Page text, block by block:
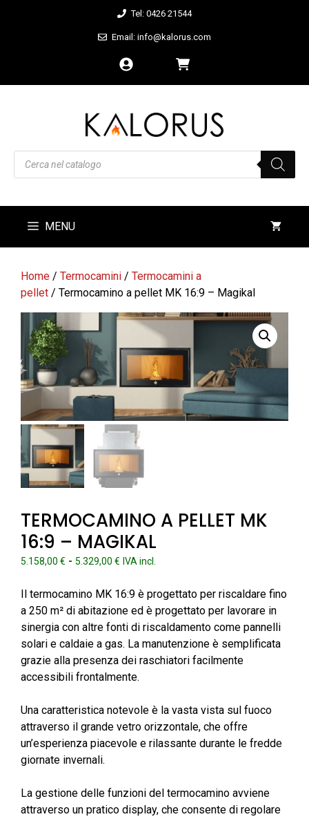
Tel: 0426 21544
Email: info@kalorus.com
Products
search
MENU
Home / Termocamini / Termocamini a
pellet / Termocamino a pellet MK 16:9 – Magikal
TERMOCAMINO A PELLET MK
16:9 – MAGIKAL
5.158,00 € - 5.329,00 € Fascia
prezzo:
da
5.158,00 €
a
5.329,00 €
IVA incl.
Il termocamino MK 16:9 è progettato per riscaldare fino
a 250 m² di abitazione ed è progettato per lavorare in
sinergia con altre fonti di riscaldamento come pannelli
solari e caldaie a gas. La manutenzione è semplificata
grazie alla presenza dei raschiatori facilmente
accessibili frontalmente.
Una caratteristica notevole è la vasta vista sul fuoco
attraverso il grande vetro orizzontale, che offre
un’esperienza piacevole e rilassante durante le fredde
giornate invernali.
La gestione delle funzioni del termocamino avviene
attraverso un pratico display, che consente di regolare